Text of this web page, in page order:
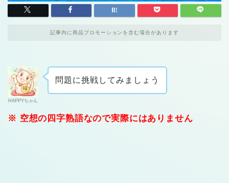
記事内に商品プロモーションを含む場合があります
HAPPYちゃん
問題に挑戦してみましょう
※ 空想の四字熟語なので実際にはありません